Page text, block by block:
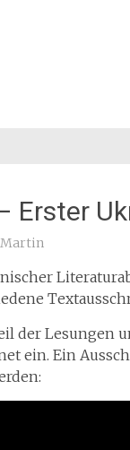
Erster
Martin
der Lesungen
ein. Ein